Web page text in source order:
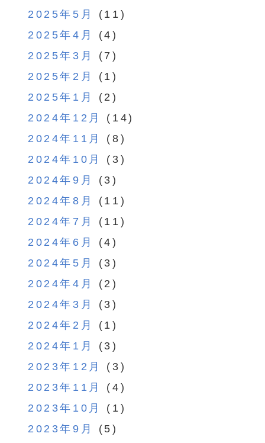
2025年5月
(11)
2025年4月
(4)
2025年3月
(7)
2025年2月
(1)
2025年1月
(2)
2024年12月
(14)
2024年11月
(8)
2024年10月
(3)
2024年9月
(3)
2024年8月
(11)
2024年7月
(11)
2024年6月
(4)
2024年5月
(3)
2024年4月
(2)
2024年3月
(3)
2024年2月
(1)
2024年1月
(3)
2023年12月
(3)
2023年11月
(4)
2023年10月
(1)
2023年9月
(5)